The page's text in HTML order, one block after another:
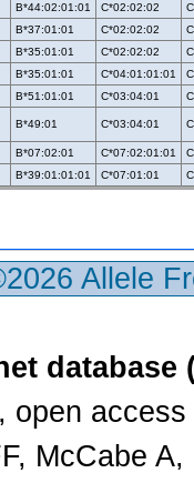
B*44:02:01:01 C*02:02:02
B*37:01:01 C*02:02:02
B*35:01:01 C*02:02:02
B*35:01:01 C*04:01:01:01
B*51:01:01 C*03:04:01
B*49:01 C*03:04:01
B*07:02:01 C*07:02:01:01
B*39:01:01:01 C*07:01:01
Allele
database
open
McCabe